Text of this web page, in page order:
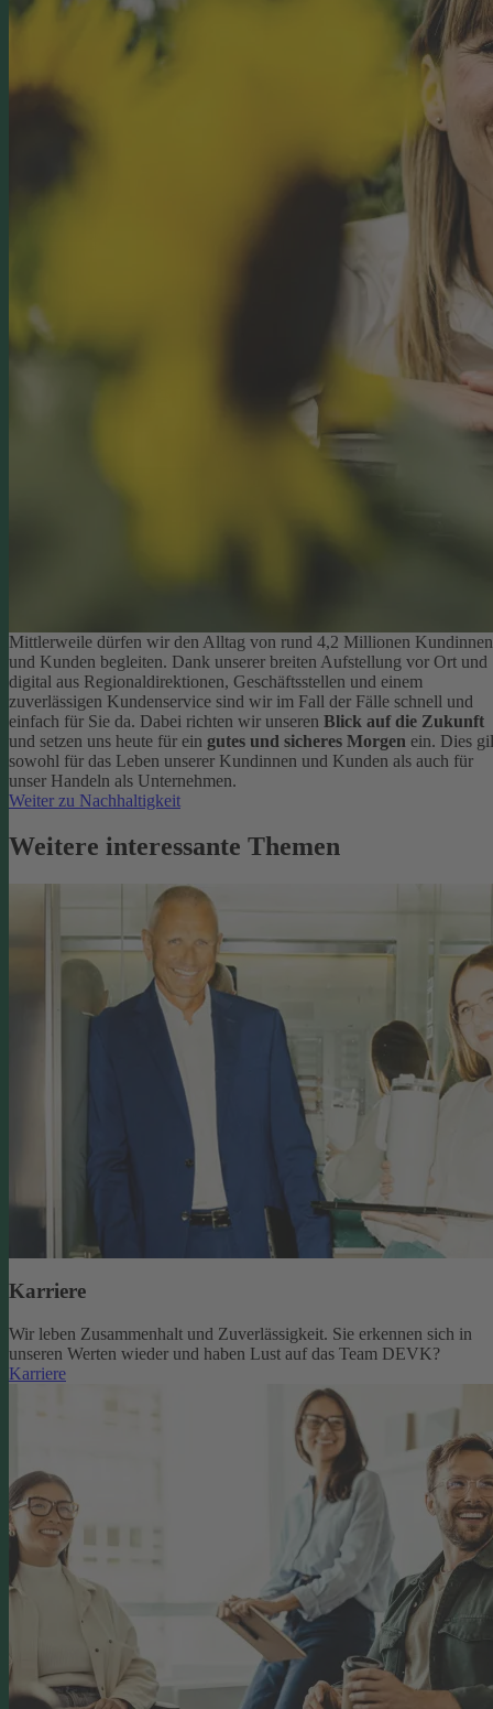
Mittlerweile dürfen wir den Alltag von rund 4,2 Millionen Kundinnen
und Kunden begleiten. Dank unserer breiten Aufstellung vor Ort und
digital aus Regionaldirektionen, Geschäftsstellen und einem
zuverlässigen Kundenservice sind wir im Fall der Fälle schnell und
einfach für Sie da. Dabei richten wir unseren Blick auf die Zukunft
und setzen uns heute für ein gutes und sicheres Morgen ein. Dies
sowohl für das Leben unserer Kundinnen und Kunden als auch für
unser Handeln als Unternehmen.
Weiter zu Nachhaltigkeit
Weitere interessante Themen
Karriere
Wir leben Zusammenhalt und Zuverlässigkeit. Sie erkennen sich in
unseren Werten wieder und haben Lust auf das Team DEVK?
Karriere